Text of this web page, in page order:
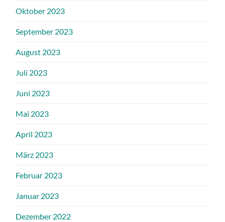
Oktober 2023
September 2023
August 2023
Juli 2023
Juni 2023
Mai 2023
April 2023
März 2023
Februar 2023
Januar 2023
Dezember 2022